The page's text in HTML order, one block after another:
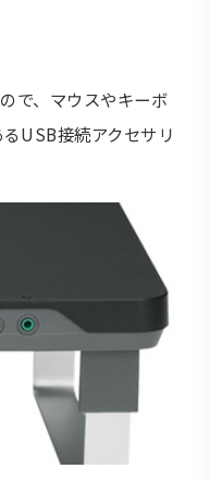
で、マウスやキーボ
USB接続アクセサリ